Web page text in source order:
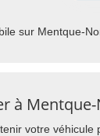
sur Mentque-
à
votre